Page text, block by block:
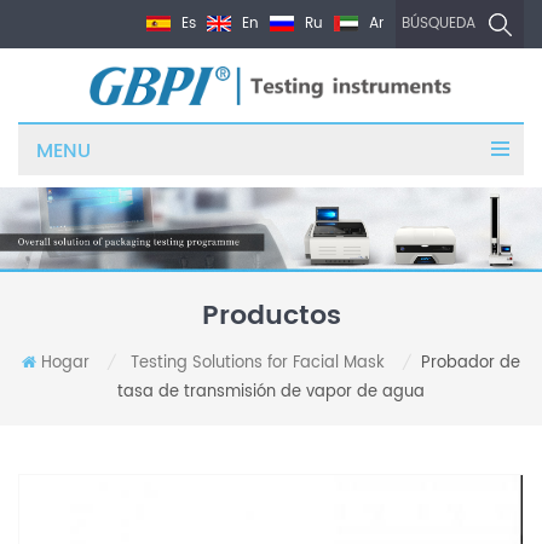
BÚSQUEDA
Es En Ru Ar
MENU
Productos
Hogar Testing Solutions for Facial Mask
Probador de
tasa de transmisión de vapor de agua